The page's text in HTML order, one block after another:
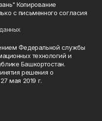
Копирование
с письменного согласия
Федеральной службы
технологий и
Башкортостан.
решения о
мая 2019 г.